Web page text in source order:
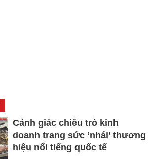
Cảnh giác chiêu trò kinh
doanh trang sức ‘nhái’ thương
hiệu nổi tiếng quốc tế